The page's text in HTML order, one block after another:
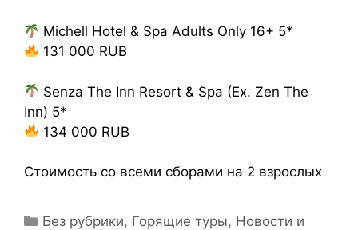
Michell Hotel & Spa Adults Only 16+ 5*
131 000 RUB
Senza The Inn Resort & Spa (Ex. Zen The
Inn) 5*
134 000 RUB
Стоимость со всеми сборами на 2 взрослых
Без рубрики, Горящие туры, Новости и